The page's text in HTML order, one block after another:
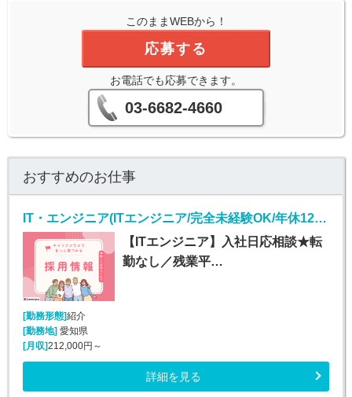
このままWEBから！
応募する
お電話でも応募できます。
03-6682-4660
おすすめのお仕事
IT・エンジニア(ITエンジニア/完全未経験OK/年休125日)
【ITエンジニア】入社日応相談★転
勤なし／残業平…
[勤務形態]紹介
[勤務地] 愛知県
[月収]212,000円～
詳細を見る